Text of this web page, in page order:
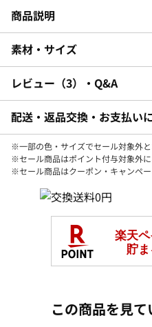
商品説明
素材・サイズ
レビュー 3 ・Q&A
配送・返品交換・お支払い
※一部の色・サイズでセール対象外
※セール商品はポイント付与対象外
※セール商品はクーポン・キャンペ
この商品を見